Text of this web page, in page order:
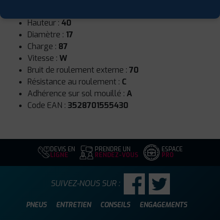
Hauteur : 40
Diamètre : 17
Charge : 87
Vitesse : W
Bruit de roulement externe : 70
Résistance au roulement : C
Adhérence sur sol mouillé : A
Code EAN : 3528701555430
DEVIS EN
LIGNE
PRENDRE UN
RENDEZ-VOUS
ESPACE
PRO
PNEUS ENTRETIEN CONSEILS ENGAGEMENTS
SUIVEZ-NOUS SUR :